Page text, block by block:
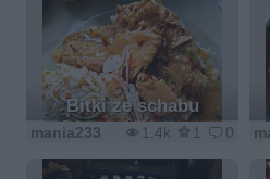
Bitki ze schabu
1.4k 1 0
mania233